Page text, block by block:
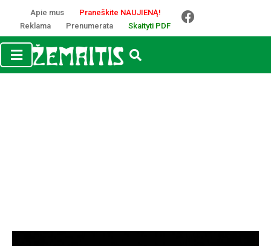
Apie mus
Praneškite NAUJIENĄ!
Reklama
Prenumerata Skaityti PDF